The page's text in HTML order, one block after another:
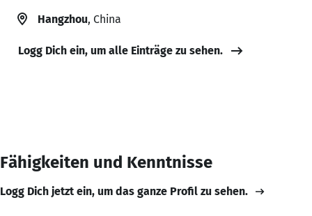
Hangzhou, China
Logg Dich ein, um alle Einträge zu sehen.
Fähigkeiten und Kenntnisse
Logg Dich jetzt ein, um das ganze Profil zu sehen.